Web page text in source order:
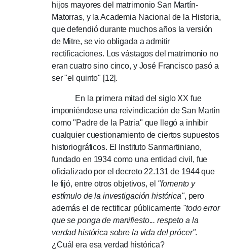
hijos mayores del matrimonio San Martín-
Matorras, y la Academia Nacional de la Historia,
que defendió durante muchos años la versión
de Mitre, se vio obligada a admitir
rectificaciones. Los vástagos del matrimonio no
eran cuatro sino cinco, y José Francisco pasó a
ser "el quinto" [12].
En la primera mitad del siglo XX fue
imponiéndose una reivindicación de San Martín
como "Padre de la Patria" que llegó a inhibir
cualquier cuestionamiento de ciertos supuestos
historiográficos. El Instituto Sanmartiniano,
fundado en 1934 como una entidad civil, fue
oficializado por el decreto 22.131 de 1944 que
le fijó, entre otros objetivos, el "fomento y
estímulo de la investigación histórica", pero
además el de rectificar públicamente "todo error
que se ponga de manifiesto... respeto a la
verdad histórica sobre la vida del prócer".
¿Cuál era esa verdad histórica?